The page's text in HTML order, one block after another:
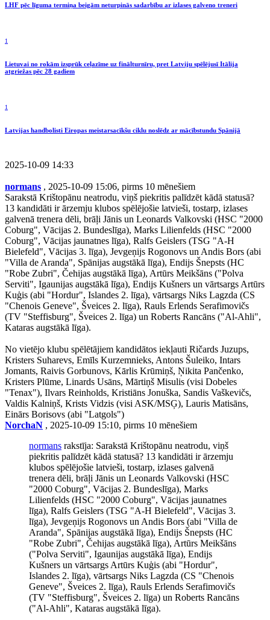
LHF pēc līguma termiņa beigām neturpinās sadarbību ar izlases galveno treneri
1
Lietuvai no rokām izsprūk ceļazīme uz finālturnīru, pret Latviju spēlējusī Itālija
atgriežas pēc 28 gadiem
1
Latvijas handbolisti Eiropas meistarsacīkšu ciklu noslēdz ar mācībstundu Spānijā
2025-10-09 14:33
normans , 2025-10-09 15:06, pirms 10 mēnešiem
Sarakstā Krištopānu neatrodu, viņš piekritis palīdzēt kādā statusā?
13 kandidāti ir ārzemju klubos spēlējošie latvieši, tostarp, izlases
galvenā trenera dēli, brāļi Jānis un Leonards Valkovski (HSC "2000
Coburg", Vācijas 2. Bundeslīga), Marks Lilienfelds (HSC "2000
Coburg", Vācijas jaunatnes līga), Ralfs Geislers (TSG "A-H
Bielefeld", Vācijas 3. līga), Jevgeņijs Rogonovs un Andis Bors (abi
"Villa de Aranda", Spānijas augstākā līga), Endijs Šnepsts (HC
"Robe Zubri", Čehijas augstākā līga), Artūrs Meikšāns ("Polva
Serviti", Igaunijas augstākā līga), Endijs Kušners un vārtsargs Artūrs
Kuģis (abi "Hordur", Islandes 2. līga), vārtsargs Niks Lagzda (CS
"Chenois Geneve", Šveices 2. līga), Rauls Erlends Serafimovičs
(TV "Steffisburg", Šveices 2. līga) un Roberts Rancāns ("Al-Ahli",
Kataras augstākā līga).
No vietējo klubu spēlētājiem kandidātos iekļauti Ričards Juzups,
Kristers Suharevs, Emīls Kurzemnieks, Antons Šuleiko, Intars
Jomants, Raivis Gorbunovs, Kārlis Krūmiņš, Ņikita Pančenko,
Kristers Plūme, Linards Usāns, Mārtiņš Misulis (visi Dobeles
"Tenax"), Ilvars Reinholds, Kristiāns Jonuška, Sandis Vaškevičs,
Valdis Kalniņš, Krists Vidzis (visi ASK/MSĢ), Lauris Matisāns,
Einārs Borisovs (abi "Latgols")
NorchaN , 2025-10-09 15:10, pirms 10 mēnešiem
normans rakstīja: Sarakstā Krištopānu neatrodu, viņš
piekritis palīdzēt kādā statusā? 13 kandidāti ir ārzemju
klubos spēlējošie latvieši, tostarp, izlases galvenā
trenera dēli, brāļi Jānis un Leonards Valkovski (HSC
"2000 Coburg", Vācijas 2. Bundeslīga), Marks
Lilienfelds (HSC "2000 Coburg", Vācijas jaunatnes
līga), Ralfs Geislers (TSG "A-H Bielefeld", Vācijas 3.
līga), Jevgeņijs Rogonovs un Andis Bors (abi "Villa de
Aranda", Spānijas augstākā līga), Endijs Šnepsts (HC
"Robe Zubri", Čehijas augstākā līga), Artūrs Meikšāns
("Polva Serviti", Igaunijas augstākā līga), Endijs
Kušners un vārtsargs Artūrs Kuģis (abi "Hordur",
Islandes 2. līga), vārtsargs Niks Lagzda (CS "Chenois
Geneve", Šveices 2. līga), Rauls Erlends Serafimovičs
(TV "Steffisburg", Šveices 2. līga) un Roberts Rancāns
("Al-Ahli", Kataras augstākā līga).